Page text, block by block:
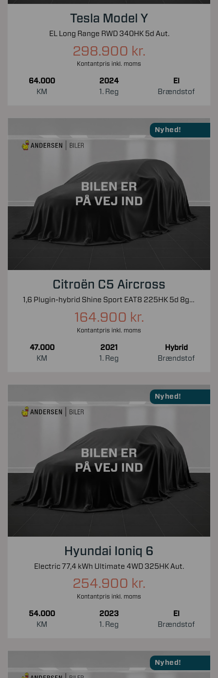
Tesla Model Y
EL Long Range RWD 340HK 5d Aut.
298.900 kr.
Kontantpris inkl. moms
64.000
KM
2024
1. Reg
El
Brændstof
Nyhed!
Citroën C5 Aircross
1,6 Plugin-hybrid Shine Sport EAT8 225HK 5d 8g Aut.
164.900 kr.
Kontantpris inkl. moms
47.000
KM
2021
1. Reg
Hybrid
Brændstof
Nyhed!
Hyundai Ioniq 6
Electric 77,4 kWh Ultimate 4WD 325HK Aut.
254.900 kr.
Kontantpris inkl. moms
54.000
KM
2023
1. Reg
El
Brændstof
Nyhed!